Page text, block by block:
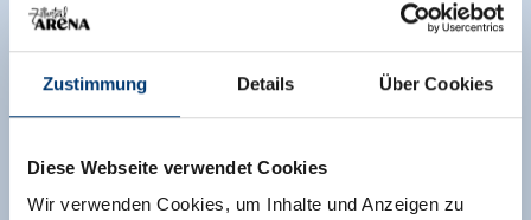
Zustimmung Details Über Cookies
Diese Webseite verwendet Cookies
Wir verwenden Cookies, um Inhalte und Anzeigen zu